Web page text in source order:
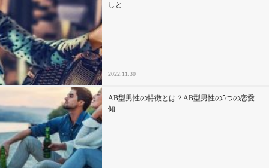
しと...
2022.11.30
AB型男性の特徴とは？AB型男性の5つの恋愛
傾...